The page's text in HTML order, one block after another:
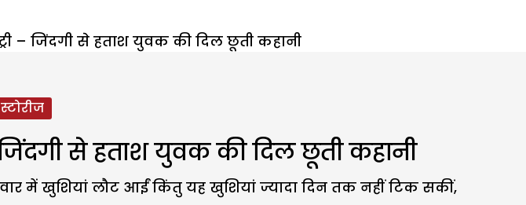
– जिंदगी से हताश युवक की दिल छूती कहानी
से हताश युवक की दिल छूती कहानी
में खुशियां लौट आईं किंतु यह खुशियां ज्यादा दिन तक नहीं टिक सकीं,